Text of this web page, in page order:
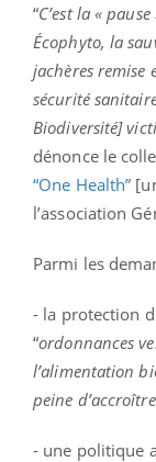
“C’est la «
Écophyto, la
jachères remise
sécurité
Biodiversité]
dénonce le
“One Health”
l’association
Parmi les
- la protection
“ordonnances
l’alimentation
peine
- une politique